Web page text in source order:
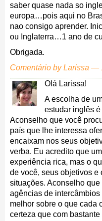
saber quase nada so
europa…pois aqui no
nao consigo aprender.
ou Inglaterra…1 ano de
Obrigada.
Comentário by Larissa —
Olá Larissa!
A escolha de
estudar inglês
Aconselho que você
país que lhe interessa
encaixam nos seus
verba. Eu acredito que
experiência rica, mas o
de você, seus objetivos e
situações. Aconselho
agências de
melhor sobre o que cada
certeza que com